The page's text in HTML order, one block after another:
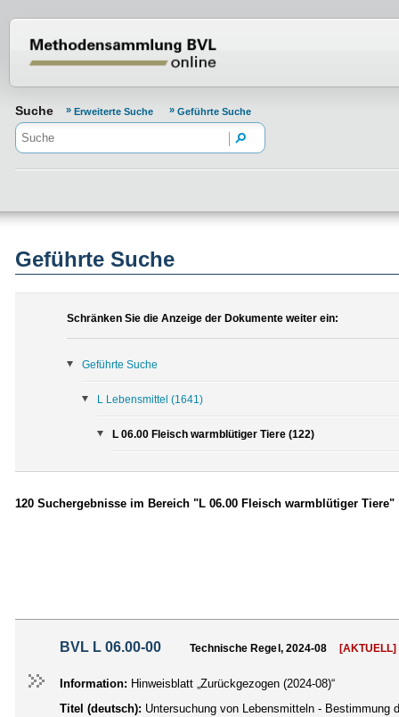
Suche Erweiterte Suche Geführte Suche
Geführte Suche
Schränken Sie die Anzeige der Dokumente weiter ein:
Geführte Suche
L Lebensmittel (1641)
L 06.00 Fleisch warmblütiger Tiere (122)
120 Suchergebnisse im Bereich "L 06.00 Fleisch warmblütiger Tiere"
BVL L 06.00-00 Technische Regel, 2024-08 [AKTUELL]
Information: Hinweisblatt „Zurückgezogen (2024-08)“
Titel (deutsch): Untersuchung von Lebensmitteln - Bestimmung